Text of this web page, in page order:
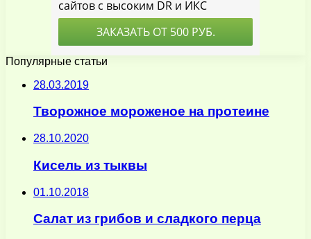
Популярные статьи
28.03.2019
Творожное мороженое на протеине
28.10.2020
Кисель из тыквы
01.10.2018
Салат из грибов и сладкого перца